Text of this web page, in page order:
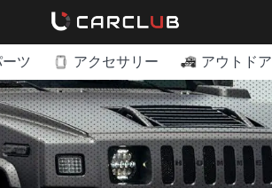
ツ アクセサリー アウトドア